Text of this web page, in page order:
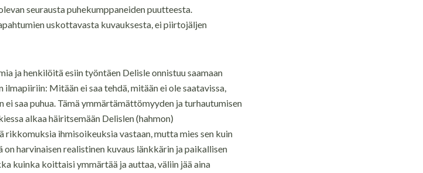
seurausta puhekumppaneiden puutteesta.
uskottavasta kuvauksesta, ei piirtojäljen
ja henkilöitä esiin työntäen Delisle onnistuu saamaan
Mitään ei saa tehdä, mitään ei ole saatavissa,
saa puhua. Tämä ymmärtämättömyyden ja turhautumisen
alkaa häiritsemään Delislen (hahmon)
ihmisoikeuksia vastaan, mutta mies sen kuin
harvinaisen realistinen kuvaus länkkärin ja paikallisen
kuinka koittaisi ymmärtää ja auttaa, väliin jää aina